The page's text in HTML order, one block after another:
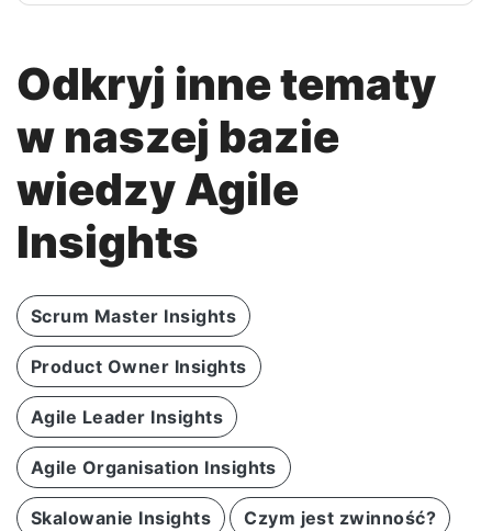
Odkryj inne tematy
w naszej bazie
wiedzy Agile
Insights
Scrum Master Insights
Product Owner Insights
Agile Leader Insights
Agile Organisation Insights
Skalowanie Insights Czym jest zwinność?